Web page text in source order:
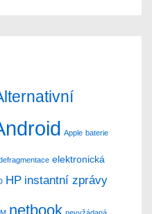
Apple baterie
elektronická
HP instantní zprávy
netbook